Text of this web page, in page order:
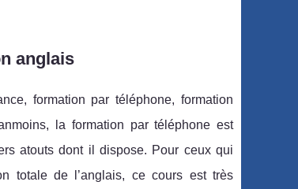
anglais
formation par téléphone, formation
la formation par téléphone est
atouts dont il dispose. Pour ceux qui
totale de l’anglais, ce cours est très